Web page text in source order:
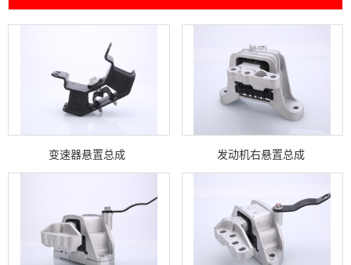
变速器悬置总成 发动机右悬置总成